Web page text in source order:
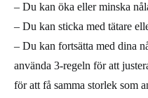
– Du kan öka eller minska
– Du kan sticka med tätare
– Du kan fortsätta med dina
använda 3-regeln för att
för att få samma storlek som